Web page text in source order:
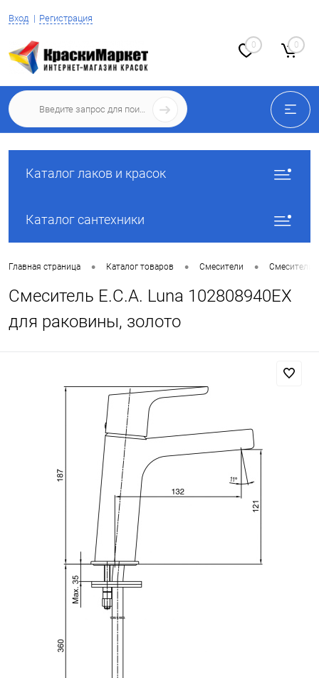
Вход Регистрация
0 0
Каталог лаков и красок
Каталог сантехники
Главная страница • Каталог товаров • Смесители • Смесители
Смеситель E.C.A. Luna 102808940EX
для раковины, золото